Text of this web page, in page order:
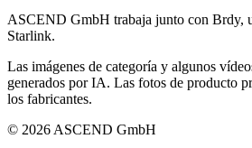
ASCEND GmbH trabaja junto con Brdy,
Starlink.
Las imágenes de categoría y algunos
generados por IA. Las fotos de producto
los fabricantes.
© 2026 ASCEND GmbH